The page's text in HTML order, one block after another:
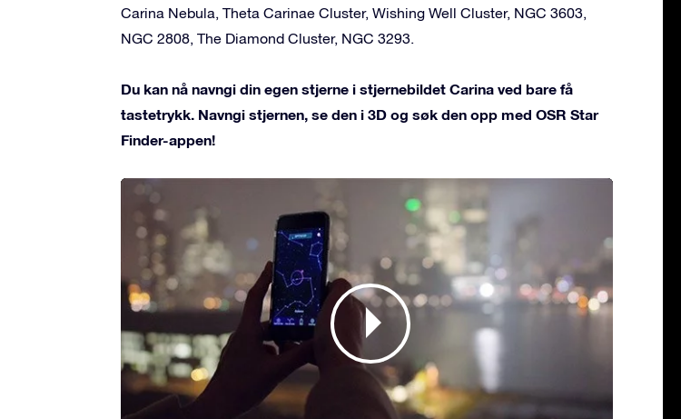
Carina Nebula, Theta Carinae Cluster, Wishing Well Cluster, NGC 3603,
NGC 2808, The Diamond Cluster, NGC 3293.
Du kan nå navngi din egen stjerne i stjernebildet Carina ved bare få
tastetrykk. Navngi stjernen, se den i 3D og søk den opp med OSR Star
Finder-appen!